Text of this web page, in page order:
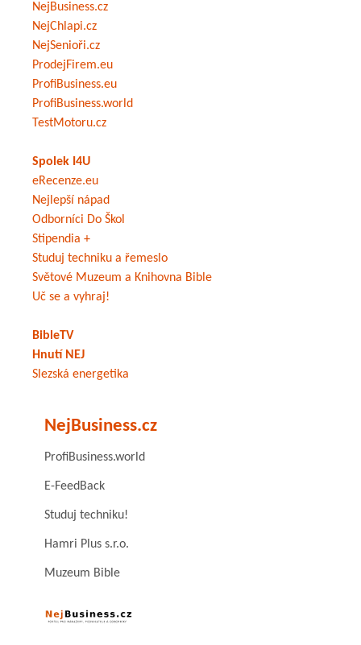
NejBusiness.cz
NejChlapi.cz
NejSenioři.cz
ProdejFirem.eu
ProfiBusiness.eu
ProfiBusiness.world
TestMotoru.cz
Spolek I4U
eRecenze.eu
Nejlepší nápad
Odborníci Do Škol
Stipendia +
Studuj techniku a řemeslo
Světové Muzeum a Knihovna Bible
Uč se a vyhraj!
BibleTV
Hnutí NEJ
Slezská energetika
NejBusiness.cz
ProfiBusiness.world
E-FeedBack
Studuj techniku!
Hamri Plus s.r.o.
Muzeum Bible